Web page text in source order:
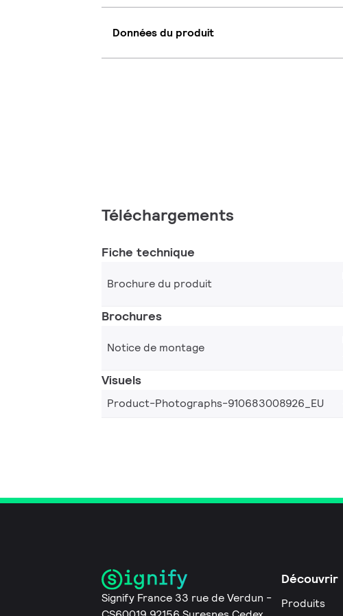
Données du produit
Téléchargements
Fiche technique
Brochure du produit
Brochures
Notice de montage
Visuels
Product-Photographs-910683008926_EU
Signify France 33 rue de Verdun -
Découvrir
Produits